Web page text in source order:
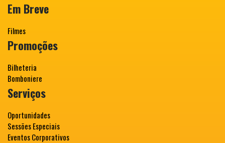
Em Breve
Filmes
Promoções
Bilheteria
Bomboniere
Serviços
Oportunidades
Sessões Especiais
Eventos Corporativos